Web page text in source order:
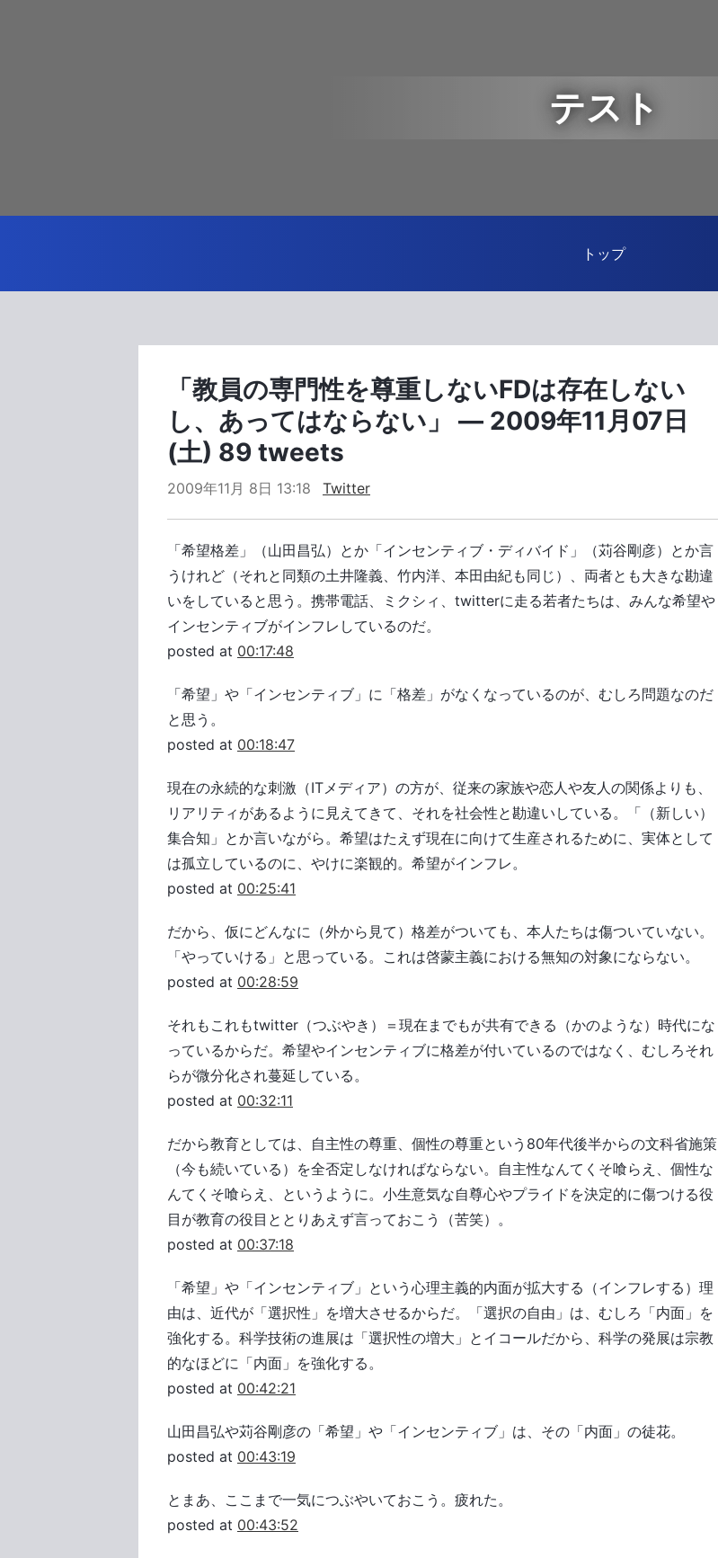
テスト
トップ
「教員の専門性を尊重しないFDは存在しない
し、あってはならない」 ― 2009年11月07日
(土) 89 tweets
2009年11月 8日 13:18 Twitter
「希望格差」（山田昌弘）とか「インセンティブ・ディバイド」（苅谷剛彦）とか言
うけれど（それと同類の土井隆義、竹内洋、本田由紀も同じ）、両者とも大きな勘違
いをしていると思う。携帯電話、ミクシィ、twitterに走る若者たちは、みんな希望や
インセンティブがインフレしているのだ。
posted at 00:17:48
「希望」や「インセンティブ」に「格差」がなくなっているのが、むしろ問題なのだ
と思う。
posted at 00:18:47
現在の永続的な刺激（ITメディア）の方が、従来の家族や恋人や友人の関係よりも、
リアリティがあるように見えてきて、それを社会性と勘違いしている。「（新しい）
集合知」とか言いながら。希望はたえず現在に向けて生産されるために、実体として
は孤立しているのに、やけに楽観的。希望がインフレ。
posted at 00:25:41
だから、仮にどんなに（外から見て）格差がついても、本人たちは傷ついていない。
「やっていける」と思っている。これは啓蒙主義における無知の対象にならない。
posted at 00:28:59
それもこれもtwitter（つぶやき）＝現在までもが共有できる（かのような）時代にな
っているからだ。希望やインセンティブに格差が付いているのではなく、むしろそれ
らが微分化され蔓延している。
posted at 00:32:11
だから教育としては、自主性の尊重、個性の尊重という80年代後半からの文科省施策
（今も続いている）を全否定しなければならない。自主性なんてくそ喰らえ、個性な
んてくそ喰らえ、というように。小生意気な自尊心やプライドを決定的に傷つける役
目が教育の役目ととりあえず言っておこう（苦笑）。
posted at 00:37:18
「希望」や「インセンティブ」という心理主義的内面が拡大する（インフレする）理
由は、近代が「選択性」を増大させるからだ。「選択の自由」は、むしろ「内面」を
強化する。科学技術の進展は「選択性の増大」とイコールだから、科学の発展は宗教
的なほどに「内面」を強化する。
posted at 00:42:21
山田昌弘や苅谷剛彦の「希望」や「インセンティブ」は、その「内面」の徒花。
posted at 00:43:19
とまあ、ここまで一気につぶやいておこう。疲れた。
posted at 00:43:52